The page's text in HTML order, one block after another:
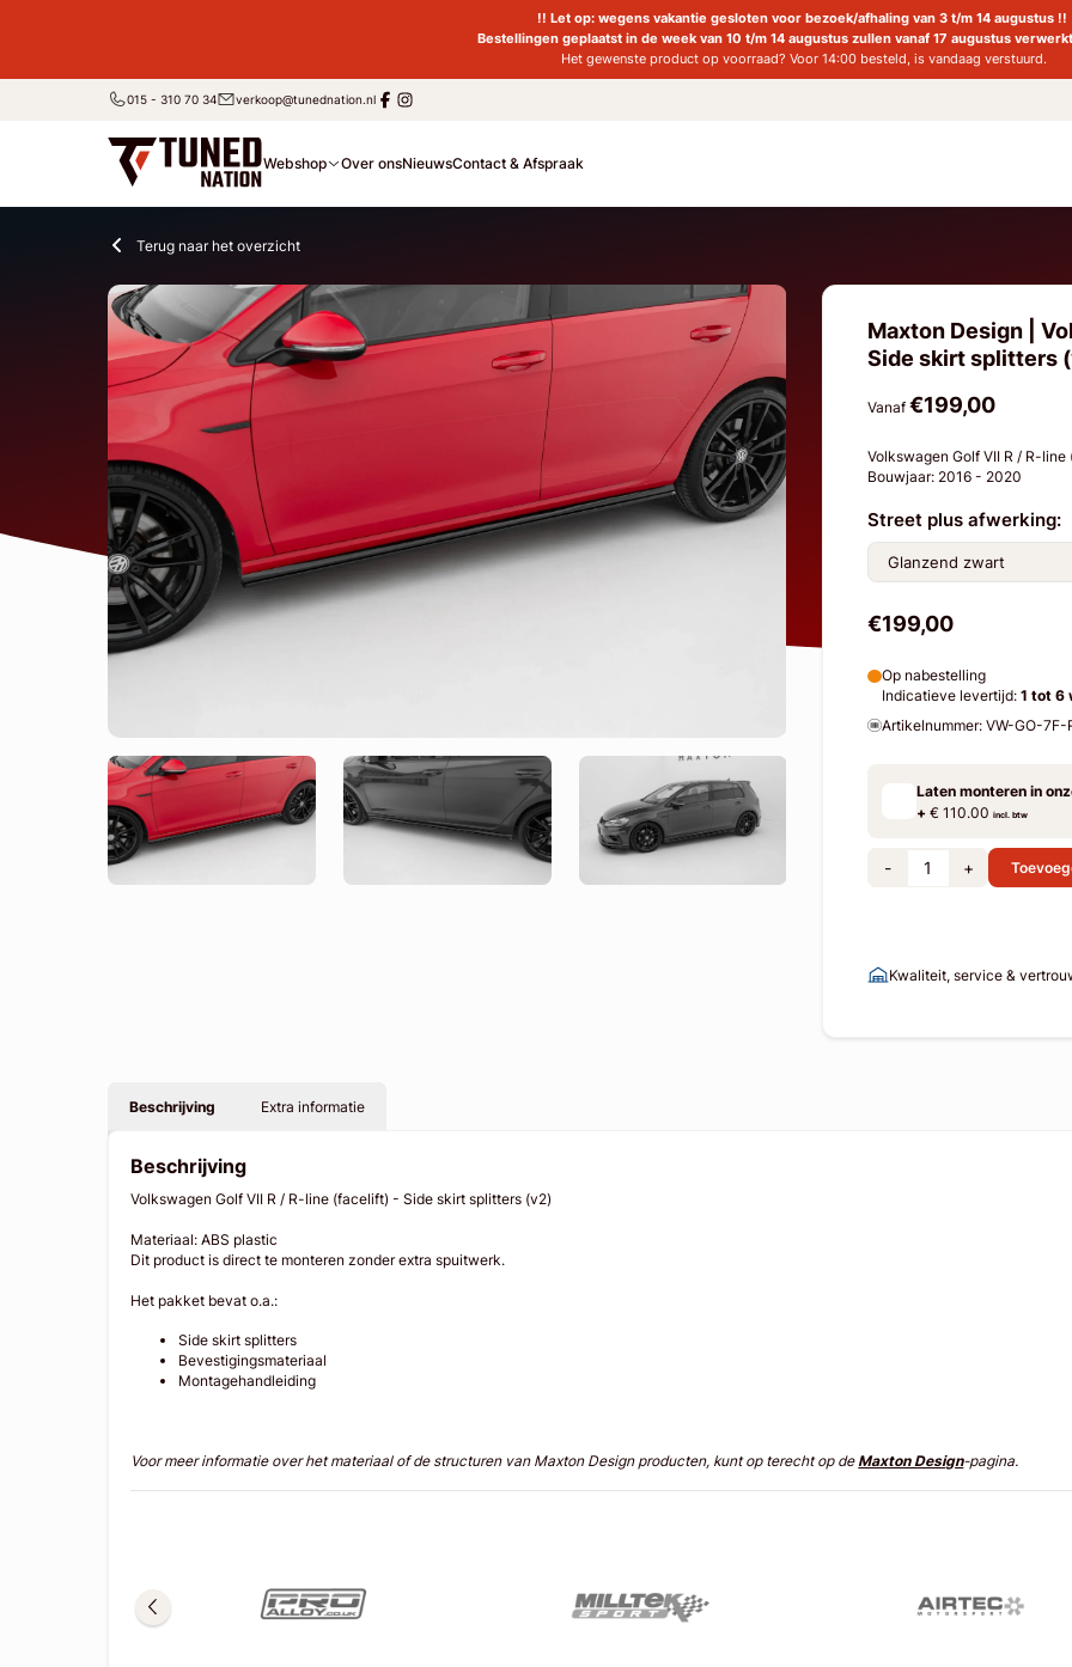
!! Let op: wegens vakantie gesloten voor bezoek/afhaling van 3 t/m 14 augustus !!
Bestellingen geplaatst in de week van 10 t/m 14 augustus zullen vanaf 17 augustus
Het gewenste product op voorraad? Voor 14:00 besteld, is vandaag verstuurd.
015 - 310 70 34 verkoop@tunednation.nl
Webshop Over onsNieuwsContact & Afspraak
Terug naar het overzicht
Maxton Design |
Side skirt splitters
Vanaf €199,00
Volkswagen Golf VII R / R-
Bouwjaar: 2016 - 2020
Street plus afwerking:
€199,00
Op nabestelling
Indicatieve levertijd: 1 tot 6
Artikelnummer: VW-GO-7F-
Laten monteren in
+€ 110.00 incl. btw
- +
Kwaliteit, service &
Beschrijving Extra informatie
Beschrijving
Volkswagen Golf VII R / R-line (facelift) - Side skirt splitters (v2)
Materiaal: ABS plastic
Dit product is direct te monteren zonder extra spuitwerk.
Het pakket bevat o.a.:
Side skirt splitters
Bevestigingsmateriaal
Montagehandleiding
Voor meer informatie over het materiaal of de structuren van Maxton Design producten, kunt op terecht op deMaxton Design-pagina.